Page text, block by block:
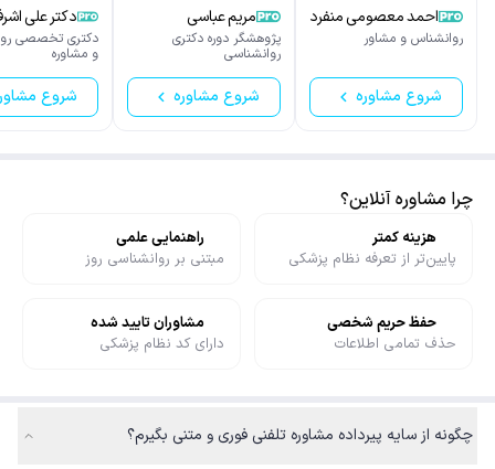
احمد معصومی منفرد
روانشناس و مشاور
شروع مشاوره
مریم عباسی
پژوهشگر دوره دکتری
روانشناسی
شروع مشاوره
دکتر علی
نورمحمدی
دکتری تخصصی
و مشاوره
شروع
چرا مشاوره آنلاین؟
هزینه کمتر
پایین‌تر از تعرفه نظام پزشکی
راهنمایی علمی
مبتنی بر روانشناسی روز
حفظ حریم شخصی
حذف تمامی اطلاعات
مشاوران تایید شده
دارای کد نظام پزشکی
چگونه از سایه پیرداده مشاوره تلفنی فوری و متنی بگیرم؟